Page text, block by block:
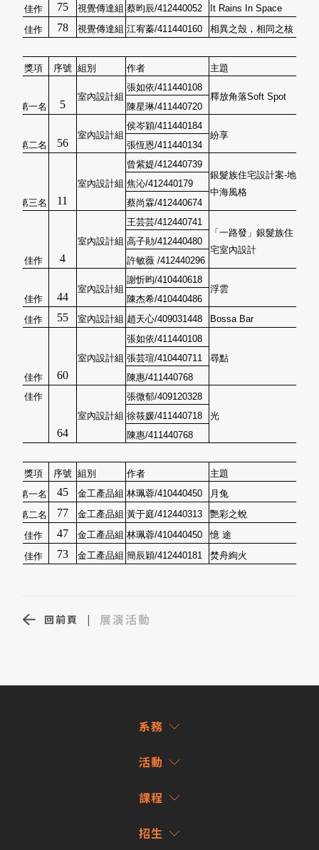
佳作
75 視覺傳達組 蔡昀辰/412440052
It Rains In Space
佳作
78 視覺傳達組 江宥蓁/411440160 相異之殼，相同之核
獎項 序號 組別 作者 主題
第一名 5
室內設計組
張如依/411440108
釋放角落Soft Spot
陳星琳/411440720
第二名 56
室內設計組
侯岑穎/411440184
紛享
張恆恩/411440134
第三名 11
室內設計組
曾紫媞/412440739
銀髮族住宅設計案-地
中海風格
焦沁/412440179
蔡尚霖/412440674
佳作 4
室內設計組
王芸芸/412440741
「一路發」銀髮族住
宅室內設計
高子勛/412440480
許敏薇 /412440296
佳作 44
室內設計組
謝忻昀/410440618
浮雲
陳杰希/410440486
佳作
55 室內設計組 趙天心/409031448 Bossa Bar
佳作 60
室內設計組
張如依/411440108
尋點
張芸瑄/410440711
陳惠/411440768
佳作
64
室內設計組
張微郁/409120328
光
徐筱媛/411440718
陳惠/411440768
獎項 序號 組別 作者
主題
第一名
45 金工產品組 林珮蓉/410440450
月兔
第二名
77 金工產品組 黃于庭/412440313
艷彩之蛻
佳作
47 金工產品組 林珮蓉/410440450
憶 途
佳作
73 金工產品組 簡辰穎/412440181 焚舟絢火
回前頁 | 展演活動
系務
活動
課程
招生